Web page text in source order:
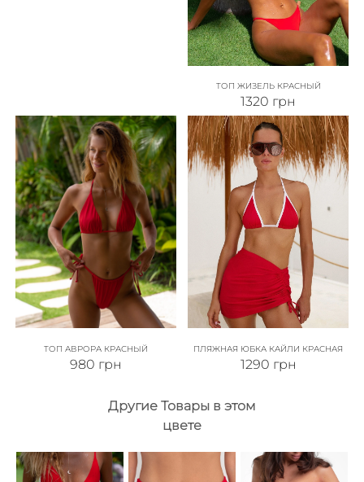
ТОП ЖИЗЕЛЬ КРАСНЫЙ
1320 грн
ТОП АВРОРА КРАСНЫЙ
980 грн
ПЛЯЖНАЯ ЮБКА КАЙЛИ КРАСНАЯ
1290 грн
Другие Товары в этом
цвете